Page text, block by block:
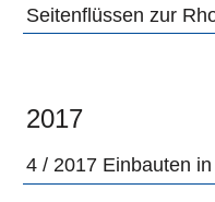
Seitenflüssen zur
2017
4 / 2017 Einbauten